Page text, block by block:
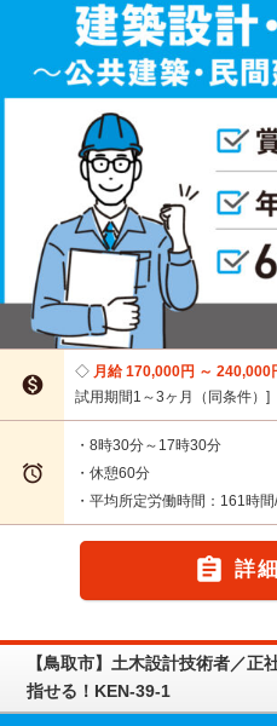

月給 170,000円 ～ 240,000
試用期間1～3ヶ月（同条件）

・8時30分～17時30分
・休憩60分
・平均所定労働時間：161時間
 詳
【鳥取市】土木設計技術者／正
指せる！KEN-39-1